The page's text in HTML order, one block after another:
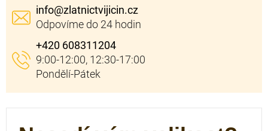
info@zlatnictvijicin.cz
+420 608311204